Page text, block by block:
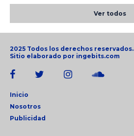
Ver todos
2025 Todos los derechos reservados.
Sitio elaborado por ingebits.com
Inicio
Nosotros
Publicidad